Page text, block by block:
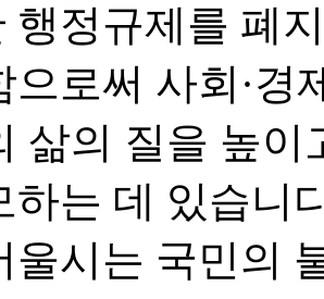
행정규제를 폐
으로써 사회·경
삶의 질을 높
하는 데 있습니
울시는 국민의